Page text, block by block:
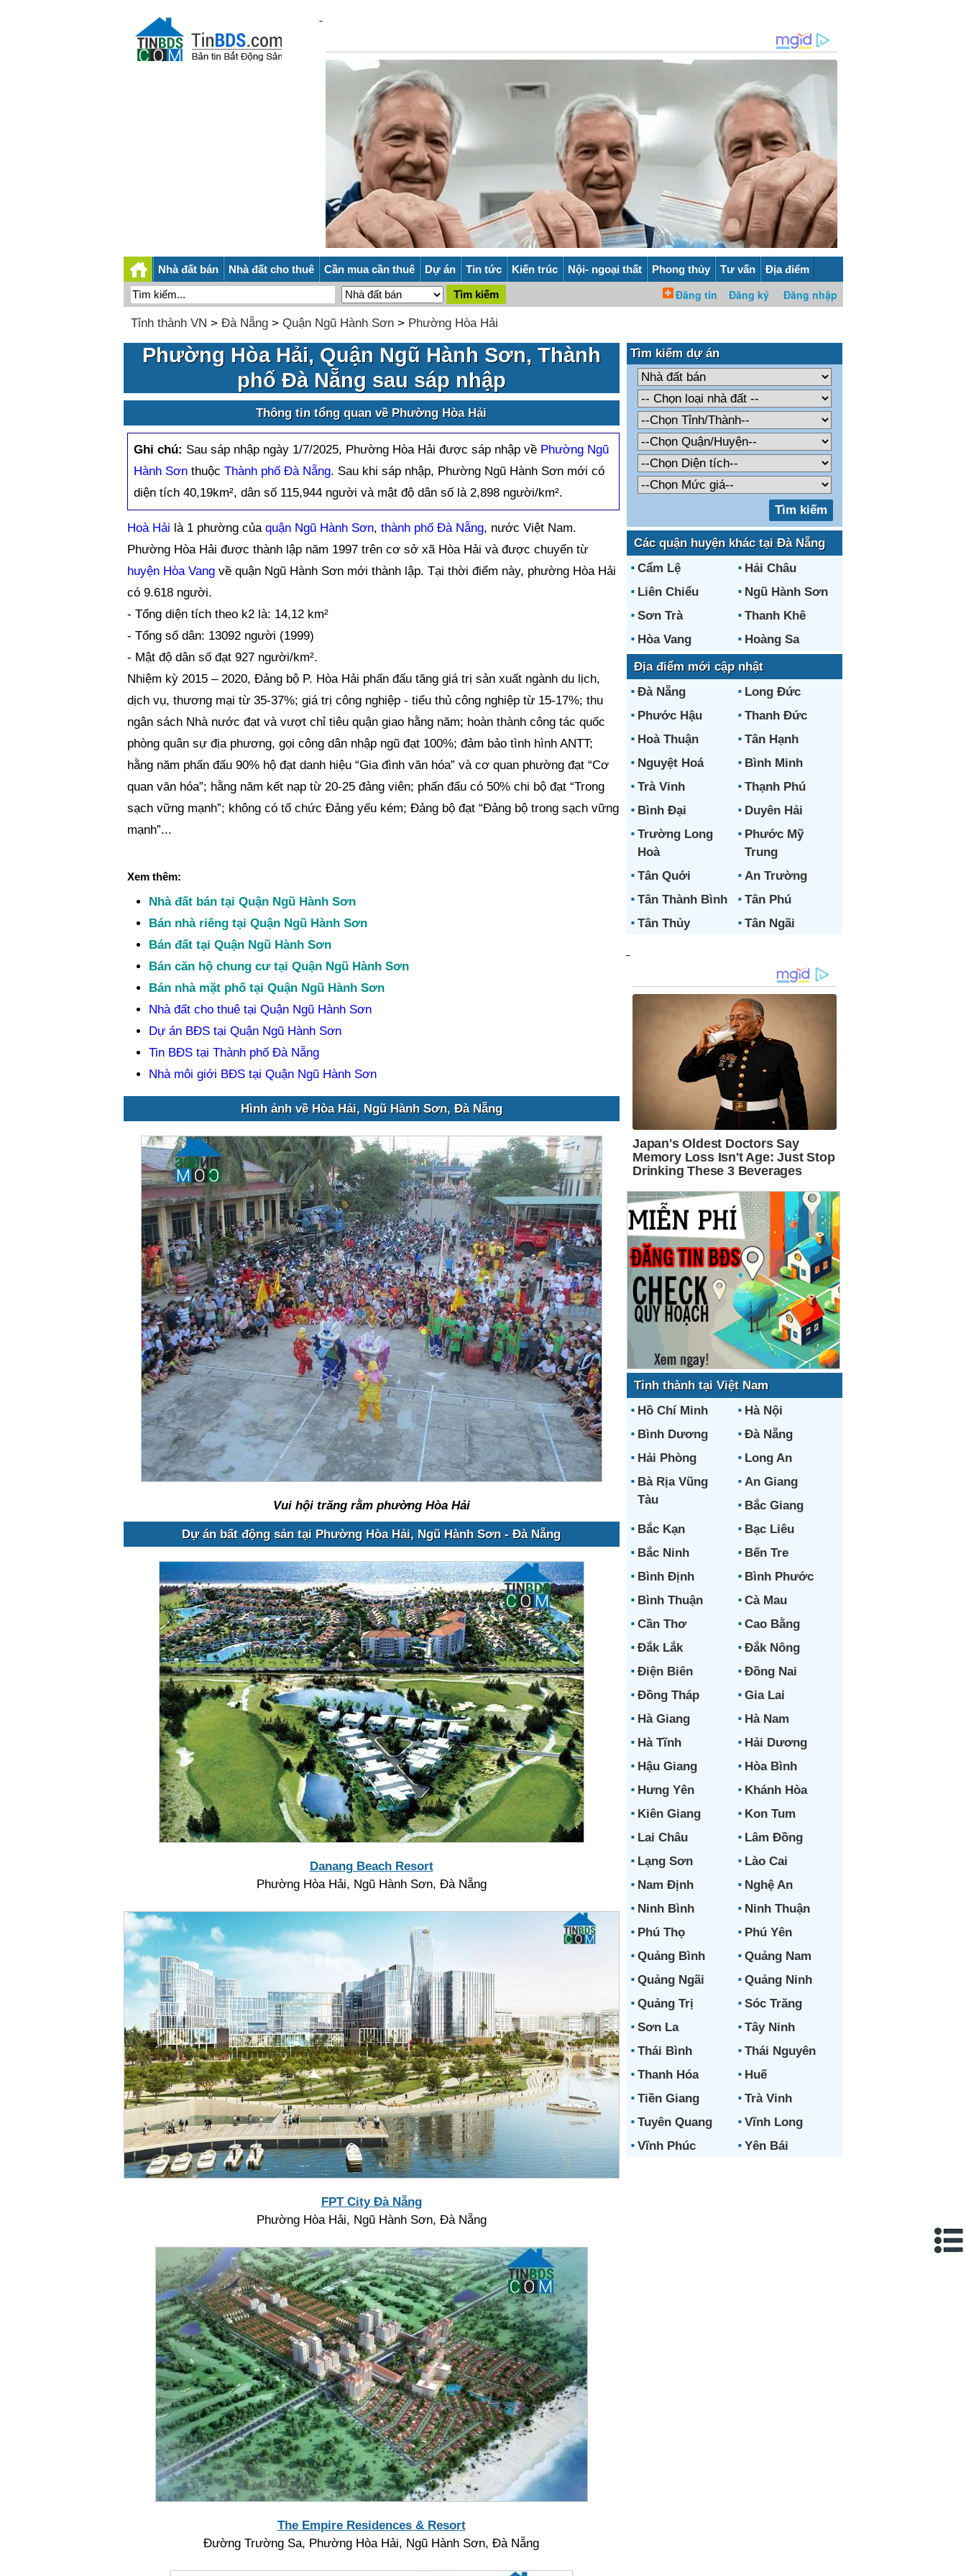
Nhà đất bán Nhà đất cho thuê Cần mua cần thuê Dự án Tin tức Kiến trúc Nội- ngoại thất Phong thủy Tư vấn Địa điểm
Tỉnh thành VN > Đà Nẵng> Quận Ngũ Hành Sơn> Phường Hòa Hải
Phường Hòa Hải, Quận Ngũ Hành Sơn, Thành
phố Đà Nẵng sau sáp nhập
Thông tin tổng quan về Phường Hòa Hải
Ghi chú: Sau sáp nhập ngày 1/7/2025, Phường Hòa Hải được sáp nhập về Phường Ngũ
Hành Sơnthuộc Thành phố Đà Nẵng. Sau khi sáp nhập, Phường Ngũ Hành Sơn mới có
diện tích 40,19km², dân số 115,944 người và mật độ dân số là 2,898 người/km².
Hoà Hải là 1 phường của quận Ngũ Hành Sơn, thành phố Đà Nẵng, nước Việt Nam.
Phường Hòa Hải được thành lập năm 1997 trên cơ sở xã Hòa Hải và được chuyển từ
huyện Hòa Vangvề quận Ngũ Hành Sơn mới thành lập. Tại thời điểm này, phường Hòa Hải
có 9.618 người.
- Tổng diện tích theo k2 là: 14,12 km²
- Tổng số dân: 13092 người (1999)
- Mật độ dân số đạt 927 người/km².
Nhiệm kỳ 2015 – 2020, Đảng bộ P. Hòa Hải phấn đấu tăng giá trị sản xuất ngành du lịch,
dịch vụ, thương mại từ 35-37%; giá trị công nghiệp - tiểu thủ công nghiệp từ 15-17%; thu
ngân sách Nhà nước đạt và vượt chỉ tiêu quận giao hằng năm; hoàn thành công tác quốc
phòng quân sự địa phương, gọi công dân nhập ngũ đạt 100%; đảm bảo tình hình ANTT;
hằng năm phấn đấu 90% hộ đạt danh hiệu “Gia đình văn hóa” và cơ quan phường đạt “Cơ
quan văn hóa”; hằng năm kết nạp từ 20-25 đảng viên; phấn đấu có 50% chi bộ đạt “Trong
sạch vững mạnh”; không có tổ chức Đảng yếu kém; Đảng bộ đạt “Đảng bộ trong sạch vững
mạnh”...
Xem thêm:
Nhà đất bán tại Quận Ngũ Hành Sơn
Bán nhà riêng tại Quận Ngũ Hành Sơn
Bán đất tại Quận Ngũ Hành Sơn
Bán căn hộ chung cư tại Quận Ngũ Hành Sơn
Bán nhà mặt phố tại Quận Ngũ Hành Sơn
Nhà đất cho thuê tại Quận Ngũ Hành Sơn
Dự án BĐS tại Quận Ngũ Hành Sơn
Tin BĐS tại Thành phố Đà Nẵng
Nhà môi giới BĐS tại Quận Ngũ Hành Sơn
Hình ảnh về Hòa Hải, Ngũ Hành Sơn, Đà Nẵng
Vui hội trăng rằm phường Hòa Hải
Dự án bất động sản tại Phường Hòa Hải, Ngũ Hành Sơn - Đà Nẵng
Danang Beach Resort
Phường Hòa Hải, Ngũ Hành Sơn, Đà Nẵng
FPT City Đà Nẵng
Phường Hòa Hải, Ngũ Hành Sơn, Đà Nẵng
The Empire Residences & Resort
Đường Trường Sa, Phường Hòa Hải, Ngũ Hành Sơn, Đà Nẵng
Tìm kiếm dự án
Các quận huyện khác tại Đà Nẵng
Cẩm Lệ
Hải Châu
Liên Chiểu
Ngũ Hành Sơn
Sơn Trà
Thanh Khê
Hòa Vang
Hoàng Sa
Địa điểm mới cập nhật
Đà Nẵng
Long Đức
Phước Hậu
Thanh Đức
Hoà Thuận
Tân Hạnh
Nguyệt Hoá
Bình Minh
Trà Vinh
Thạnh Phú
Bình Đại
Duyên Hải
Trường Long
Hoà
Phước Mỹ
Trung
Tân Quới
An Trường
Tân Thành Bình
Tân Phú
Tân Thủy
Tân Ngãi
Tỉnh thành tại Việt Nam
Hồ Chí Minh
Hà Nội
Bình Dương
Đà Nẵng
Hải Phòng
Long An
Bà Rịa Vũng
Tàu
An Giang
Bắc Giang
Bắc Kạn
Bạc Liêu
Bắc Ninh
Bến Tre
Bình Định
Bình Phước
Bình Thuận
Cà Mau
Cần Thơ
Cao Bằng
Đắk Lắk
Đắk Nông
Điện Biên
Đồng Nai
Đồng Tháp
Gia Lai
Hà Giang
Hà Nam
Hà Tĩnh
Hải Dương
Hậu Giang
Hòa Bình
Hưng Yên
Khánh Hòa
Kiên Giang
Kon Tum
Lai Châu
Lâm Đồng
Lạng Sơn
Lào Cai
Nam Định
Nghệ An
Ninh Bình
Ninh Thuận
Phú Thọ
Phú Yên
Quảng Bình
Quảng Nam
Quảng Ngãi
Quảng Ninh
Quảng Trị
Sóc Trăng
Sơn La
Tây Ninh
Thái Bình
Thái Nguyên
Thanh Hóa
Huế
Tiền Giang
Trà Vinh
Tuyên Quang
Vĩnh Long
Vĩnh Phúc
Yên Bái